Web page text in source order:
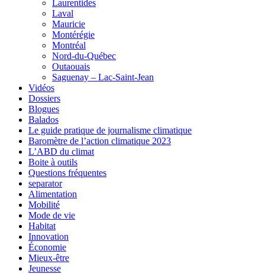
Laurentides
Laval
Mauricie
Montérégie
Montréal
Nord-du-Québec
Outaouais
Saguenay – Lac-Saint-Jean
Vidéos
Dossiers
Blogues
Balados
Le guide pratique de journalisme climatique
Baromètre de l’action climatique 2023
L’ABD du climat
Boite à outils
Questions fréquentes
separator
Alimentation
Mobilité
Mode de vie
Habitat
Innovation
Économie
Mieux-être
Jeunesse